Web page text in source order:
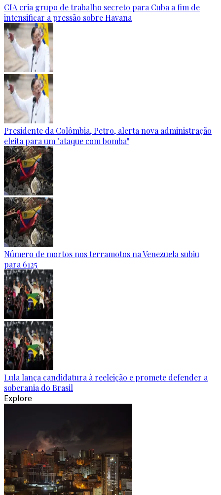
CIA cria grupo de trabalho secreto para Cuba a fim de
intensificar a pressão sobre Havana
Presidente da Colômbia, Petro, alerta nova administração
eleita para um "ataque com bomba"
Número de mortos nos terramotos na Venezuela subiu
para 6125
Lula lança candidatura à reeleição e promete defender a
soberania do Brasil
Explore